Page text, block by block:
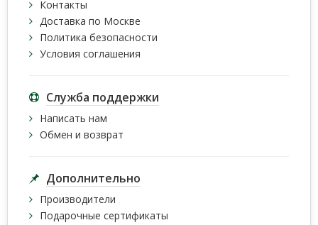
Контакты
Доставка по Москве
Политика безопасности
Условия соглашения
Служба поддержки
Написать нам
Обмен и возврат
Дополнительно
Производители
Подарочные сертификаты